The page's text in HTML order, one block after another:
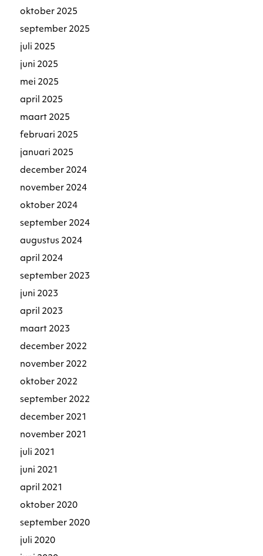
oktober 2025
september 2025
juli 2025
juni 2025
mei 2025
april 2025
maart 2025
februari 2025
januari 2025
december 2024
november 2024
oktober 2024
september 2024
augustus 2024
april 2024
september 2023
juni 2023
april 2023
maart 2023
december 2022
november 2022
oktober 2022
september 2022
december 2021
november 2021
juli 2021
juni 2021
april 2021
oktober 2020
september 2020
juli 2020